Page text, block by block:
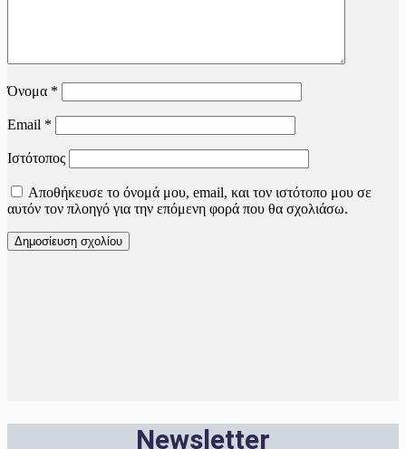
Όνομα *
Email *
Ιστότοπος
Αποθήκευσε το όνομά μου, email, και τον ιστότοπο μου σε
αυτόν τον πλοηγό για την επόμενη φορά που θα σχολιάσω.
Newsletter